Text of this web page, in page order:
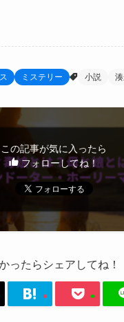
ミステリー 小説
この記事が気に入ったら
フォローしてね！
ったらシェアしてね！